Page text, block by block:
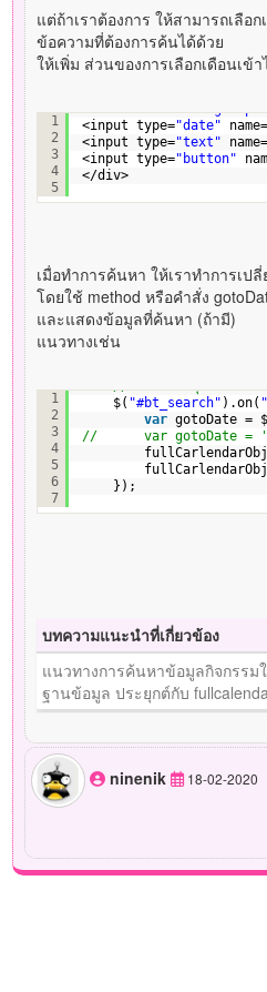
แต่ถ้าเราต้องการ ให้สามารถเลือ
ข้อความที่ต้องการค้นได้ด้วย
ให้เพิ่ม ส่วนของการเลือกเดือนเข้
1
2
3
4
5
<input type="date" name=
<input type="text" name=
<input type="button"
</div>
เมื่อทำการค้นหา ให้เราทำการเป
โดยใช้ method หรือคำสั่ง
และแสดงข้อมูลที่ค้นหา (ถ้ามี)
แนวทางเช่น
1
2
3
4
5
6
7
$( "#bt_search" ).on(
var gotoDate =
//      var gotoDate =
});
บทความแนะนำที่เกี่ยวข้อง
แนวทางการค้นหาข้อมูลกิจกรรม
ฐานข้อมูล ประยุกต์กับ
ninenik 18-02-2020